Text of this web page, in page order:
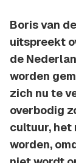
Boris van
uitspreekt
de
worden
zich nu te
overbodig
cultuur, het
worden,